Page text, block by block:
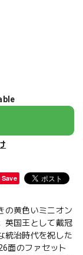
Save
の黄色いミニオン
英国王として戴冠
統治時代を祝した
面のファセット